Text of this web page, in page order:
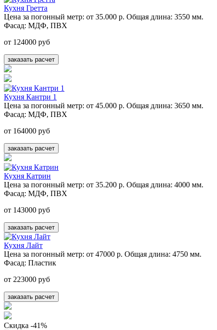
Кухня Гретта
Цена за погонный метр: от 35.000 р. Общая длина: 3550 мм.
Фасад: МДФ, ПВХ
от 124000 руб
заказать расчет
Кухня Кантри 1
Цена за погонный метр: от 45.000 р. Общая длина: 3650 мм.
Фасад: МДФ, ПВХ
от 164000 руб
заказать расчет
Кухня Катрин
Цена за погонный метр: от 35.200 р. Общая длина: 4000 мм.
Фасад: МДФ, ПВХ
от 143000 руб
заказать расчет
Кухня Лайт
Цена за погонный метр: от 47000 р. Общая длина: 4750 мм.
Фасад: Пластик
от 223000 руб
заказать расчет
Скидка -41%